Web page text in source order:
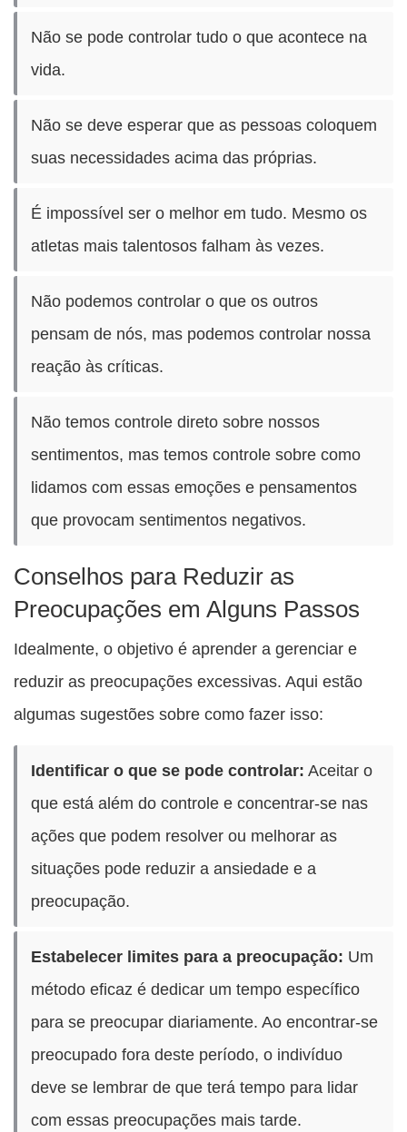
Não se pode controlar tudo o que acontece na
vida.
Não se deve esperar que as pessoas coloquem
suas necessidades acima das próprias.
É impossível ser o melhor em tudo. Mesmo os
atletas mais talentosos falham às vezes.
Não podemos controlar o que os outros
pensam de nós, mas podemos controlar nossa
reação às críticas.
Não temos controle direto sobre nossos
sentimentos, mas temos controle sobre como
lidamos com essas emoções e pensamentos
que provocam sentimentos negativos.
Conselhos para Reduzir as
Preocupações em Alguns Passos
Idealmente, o objetivo é aprender a gerenciar e
reduzir as preocupações excessivas. Aqui estão
algumas sugestões sobre como fazer isso:
Identificar o que se pode controlar: Aceitar o
que está além do controle e concentrar-se nas
ações que podem resolver ou melhorar as
situações pode reduzir a ansiedade e a
preocupação.
Estabelecer limites para a preocupação: Um
método eficaz é dedicar um tempo específico
para se preocupar diariamente. Ao encontrar-se
preocupado fora deste período, o indivíduo
deve se lembrar de que terá tempo para lidar
com essas preocupações mais tarde.